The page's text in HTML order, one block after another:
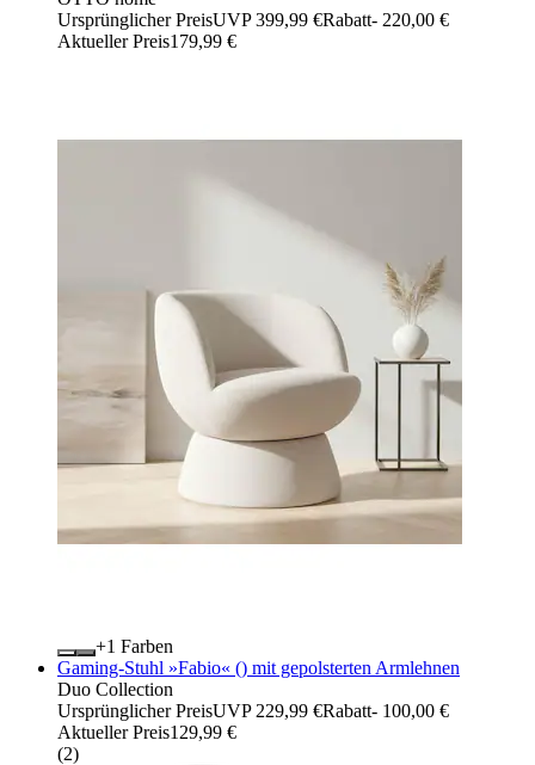
Ursprünglicher PreisUVP 399,99 €Rabatt- 220,00 €
Aktueller Preis179,99 €
+
Farben
Gaming-Stuhl »Fabio« () mit gepolsterten Armlehnen
Duo Collection
Ursprünglicher PreisUVP 229,99 €Rabatt- 100,00 €
Aktueller Preis129,99 €
(2)